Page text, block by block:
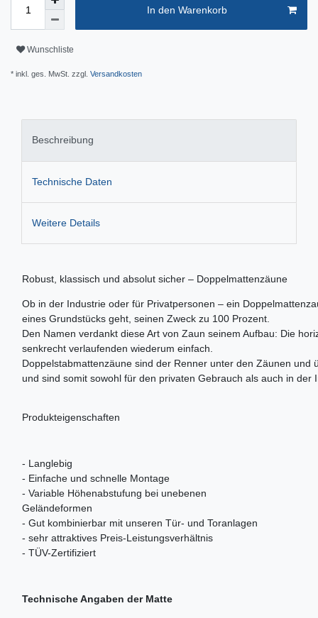
In den Warenkorb
Wunschliste
* inkl. ges. MwSt. zzgl. Versandkosten
Beschreibung
Technische Daten
Weitere Details
Robust, klassisch und absolut sicher – Doppelmattenzäune
Ob in der Industrie oder für Privatpersonen – ein
eines Grundstücks geht, seinen Zweck zu 100 Prozent.
Den Namen verdankt diese Art von Zaun seinem Aufbau: Die
senkrecht verlaufenden wiederum einfach.
Doppelstabmattenzäune sind der Renner unter den Zäunen
und sind somit sowohl für den privaten Gebrauch als auch in
Produkteigenschaften
- Langlebig
- Einfache und schnelle Montage
- Variable Höhenabstufung bei unebenen
Geländeformen
- Gut kombinierbar mit unseren Tür- und Toranlagen
- sehr attraktives Preis-Leistungsverhältnis
- TÜV-Zertifiziert
Technische Angaben der Matte